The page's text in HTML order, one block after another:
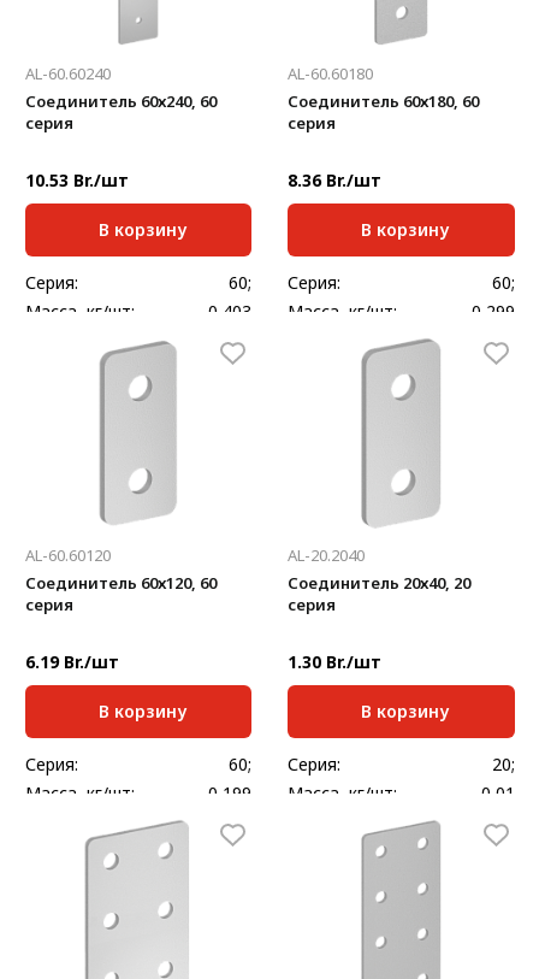
AL-60.60240
Соединитель 60х240, 60
серия
10.53 Br./шт
В корзину
Серия:
60;
Масса, кг/шт:
0,403
4
AL-60.60180
Соединитель 60х180, 60
серия
8.36 Br./шт
В корзину
Серия:
60;
Масса, кг/шт:
0,299
Толщина, мм:
4
AL-60.60120
Соединитель 60х120, 60
серия
6.19 Br./шт
В корзину
Серия:
60;
Масса, кг/шт:
0,199
4
AL-20.2040
Соединитель 20х40, 20
серия
1.30 Br./шт
В корзину
Серия:
20;
Масса, кг/шт:
0,01
2